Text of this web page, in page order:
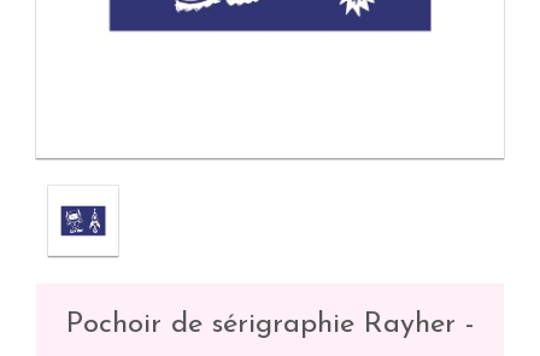
Pochoir de sérigraphie Rayher -